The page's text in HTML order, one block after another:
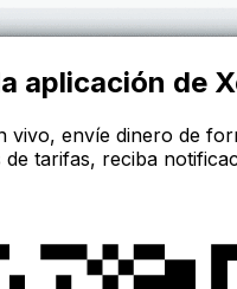
aplicación de
vivo, envíe dinero de
de tarifas, reciba